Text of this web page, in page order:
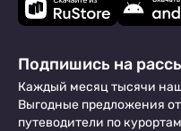
Подпишись на
Каждый месяц тысячи
Выгодные предложения
путеводители по